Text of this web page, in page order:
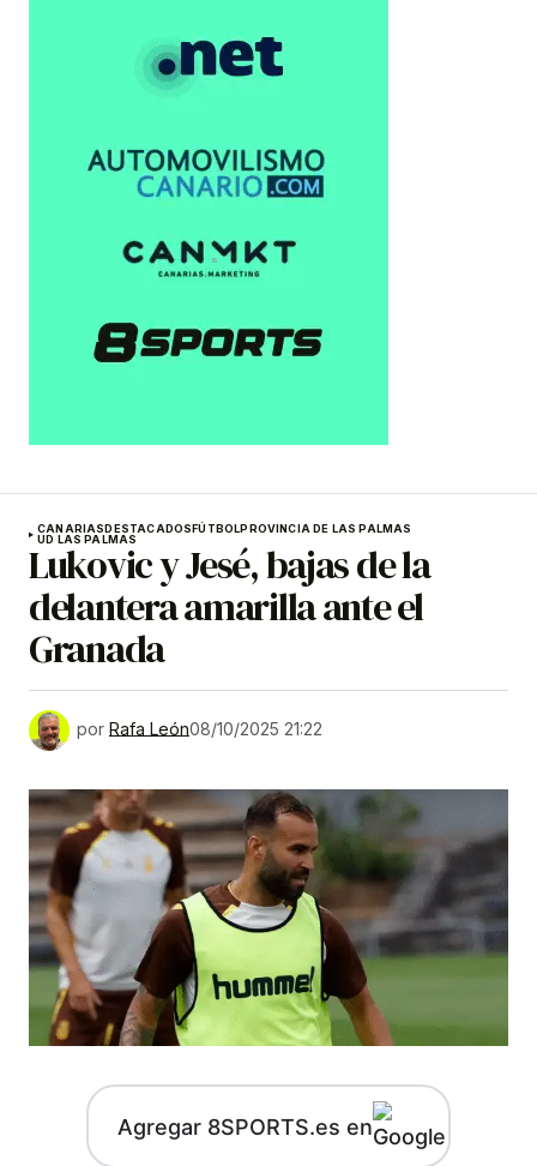
CANARIASDESTACADOSFÚTBOLPROVINCIA DE LAS PALMAS
UD LAS PALMAS
Lukovic y Jesé, bajas de la
delantera amarilla ante el
Granada
por Rafa León08/10/2025 21:22
Agregar 8SPORTS.es en